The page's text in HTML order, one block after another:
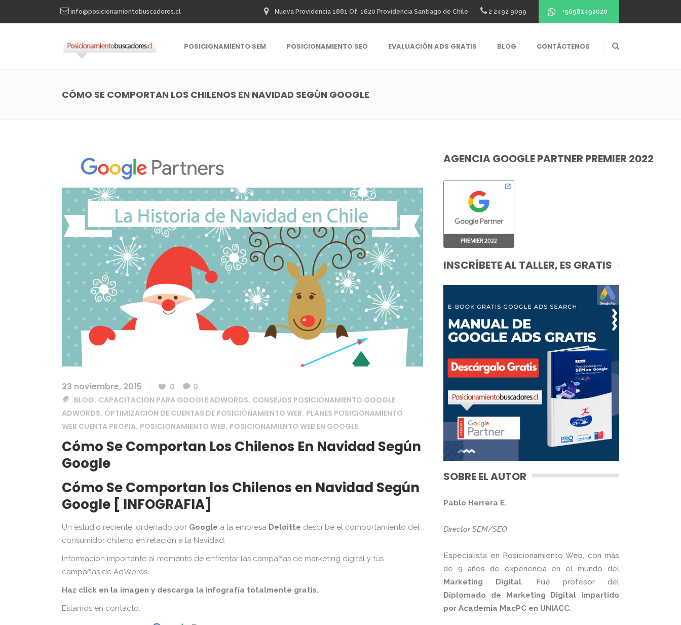
info@posicionamientobuscadores.cl Nueva Providencia 1881 Of. 1620 Providencia Santiago de Chile 2 2492 9099 +56981492020
POSICIONAMIENTO SEM POSICIONAMIENTO SEO EVALUACIÓN ADS GRATIS BLOG CONTÁCTENOS
CÓMO SE COMPORTAN LOS CHILENOS EN NAVIDAD SEGÚN GOOGLE
23 noviembre, 2015 0
0
BLOG, CAPACITACION PARA GOOGLE ADWORDS, CONSEJOS POSICIONAMIENTO GOOGLE
ADWORDS, OPTIMIZACIÓN DE CUENTAS DE POSICIONAMIENTO WEB, PLANES POSICIONAMIENTO
WEB CUENTA PROPIA, POSICIONAMIENTO WEB, POSICIONAMIENTO WEB EN GOOGLE
Cómo Se Comportan Los Chilenos En Navidad Según
Google
Cómo Se Comportan los Chilenos en Navidad Según
Google [ INFOGRAFIA]
Un estudio reciente, ordenado por Google a la empresa Deloitte describe el comportamiento del
consumidor chileno en relación a la Navidad.
Información importante al momento de enfrentar las campañas de marketing digital y tus
campañas de AdWords.
Haz click en la imagen y descarga la infografía totalmente gratis.
Estamos en contacto.
AGENCIA GOOGLE PARTNER PREMIER 2022
INSCRÍBETE AL TALLER, ES GRATIS
SOBRE EL AUTOR
Pablo Herrera E.
Director SEM/SEO
Especialista en Posicionamiento Web, con más
de 9 años de experiencia en el mundo del
Marketing Digital. Fué profesor del
Diplomado de Marketing Digital impartido
por Academia MacPC en UNIACC.